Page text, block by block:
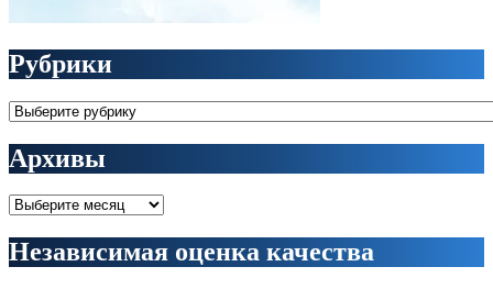
Рубрики
Рубрики
Архивы
Архивы
Независимая оценка качества